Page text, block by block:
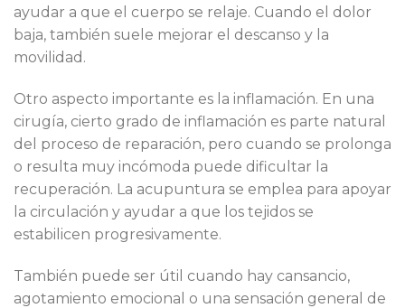
ayudar a que el cuerpo se relaje. Cuando el dolor
baja, también suele mejorar el descanso y la
movilidad.
Otro aspecto importante es la inflamación. En una
cirugía, cierto grado de inflamación es parte natural
del proceso de reparación, pero cuando se prolonga
o resulta muy incómoda puede dificultar la
recuperación. La acupuntura se emplea para apoyar
la circulación y ayudar a que los tejidos se
estabilicen progresivamente.
También puede ser útil cuando hay cansancio,
agotamiento emocional o una sensación general de